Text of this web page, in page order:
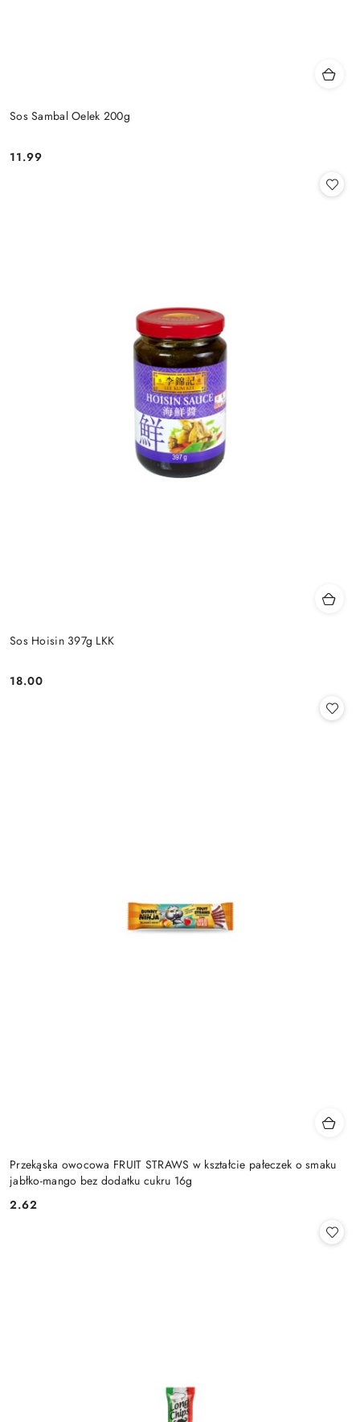
Sos Sambal Oelek 200g
Cena:
11.99
Sos Hoisin 397g LKK
Cena:
18.00
Przekąska owocowa FRUIT STRAWS w kształcie pałeczek o smaku
jabłko-mango bez dodatku cukru 16g
Cena:
2.62